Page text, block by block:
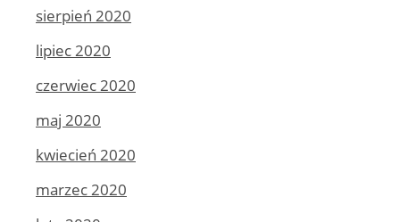
sierpień 2020
lipiec 2020
czerwiec 2020
maj 2020
kwiecień 2020
marzec 2020